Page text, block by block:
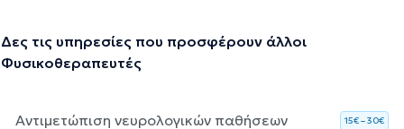
Δες τις υπηρεσίες που προσφέρουν άλλοι
Φυσικοθεραπευτές
Αντιμετώπιση νευρολογικών παθήσεων 15€ – 30€